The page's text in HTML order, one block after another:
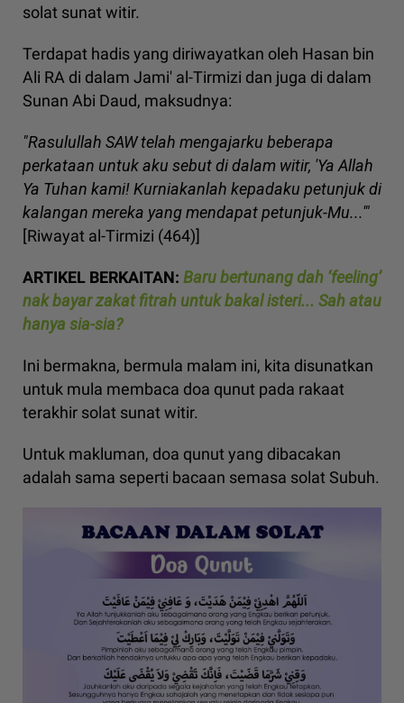
solat sunat witir.
Terdapat hadis yang diriwayatkan oleh Hasan bin
Ali RA di dalam Jami' al-Tirmizi dan juga di dalam
Sunan Abi Daud, maksudnya:
"Rasulullah SAW telah mengajarku beberapa
perkataan untuk aku sebut di dalam witir, 'Ya Allah
Ya Tuhan kami! Kurniakanlah kepadaku petunjuk di
kalangan mereka yang mendapat petunjuk-Mu...'"
[Riwayat al-Tirmizi (464)]
ARTIKEL BERKAITAN: Baru bertunang dah ‘feeling’
nak bayar zakat fitrah untuk bakal isteri... Sah atau
hanya sia-sia?
Ini bermakna, bermula malam ini, kita disunatkan
untuk mula membaca doa qunut pada rakaat
terakhir solat sunat witir.
Untuk makluman, doa qunut yang dibacakan
adalah sama seperti bacaan semasa solat Subuh.